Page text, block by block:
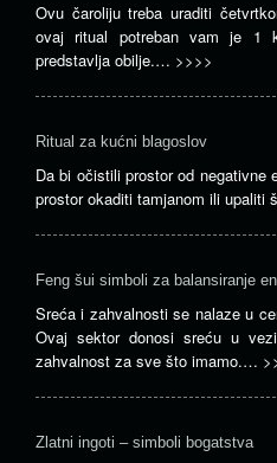
Ovu čaroliju treba uraditi
ovaj ritual potreban vam je 1
predstavlja obilje.… >>>>
Ritual za kućni blagoslov
Da bi očistili prostor od negativne
prostor okaditi tamjanom ili upaliti
Feng šui simboli za balansiranje
Sreća i zahvalnosti se nalaze u
Ovaj sektor donosi sreću u
zahvalnost za sve što imamo.…
Zlatni ingoti – simboli bogatstva